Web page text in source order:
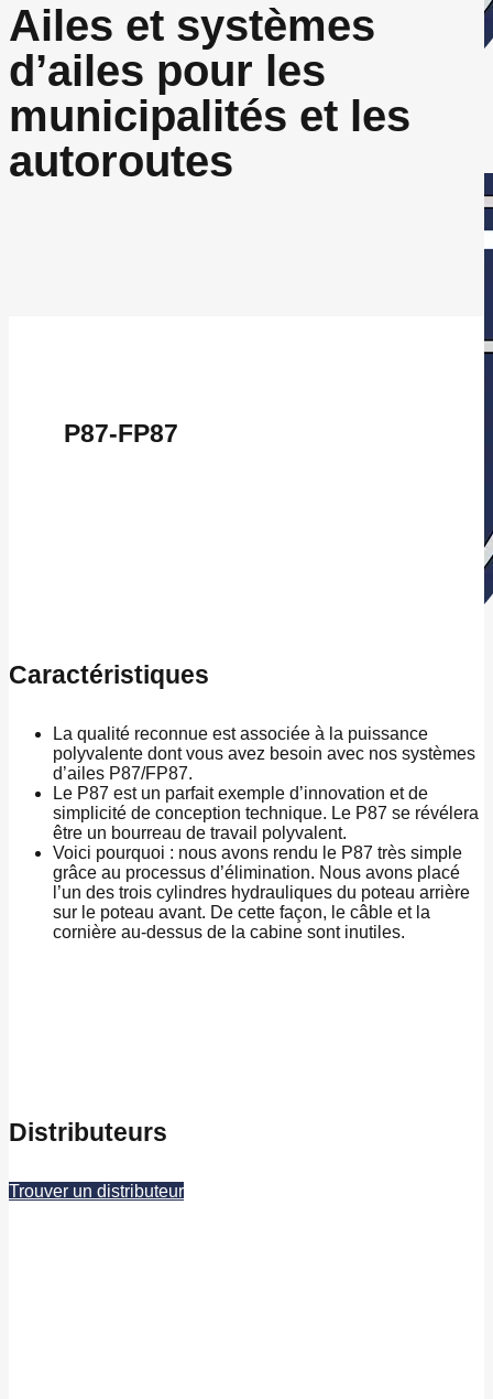
Ailes et systèmes
d’ailes pour les
municipalités et les
autoroutes
P87-FP87
Caractéristiques
La qualité reconnue est associée à la puissance
polyvalente dont vous avez besoin avec nos systèmes
d’ailes P87/FP87.
Le P87 est un parfait exemple d’innovation et de
simplicité de conception technique. Le P87 se révélera
être un bourreau de travail polyvalent.
Voici pourquoi : nous avons rendu le P87 très simple
grâce au processus d’élimination. Nous avons placé
l’un des trois cylindres hydrauliques du poteau arrière
sur le poteau avant. De cette façon, le câble et la
cornière au-dessus de la cabine sont inutiles.
Distributeurs
Trouver un distributeur